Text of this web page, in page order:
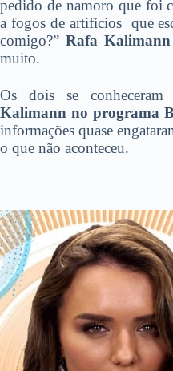
pedido de namoro que foi
a fogos de artifícios que
comigo?” Rafa Kalimann
muito.
Os dois se
Kalimann no programa
informações quase
o que não aconteceu.